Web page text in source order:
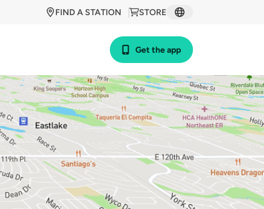
STORE
FIND A STATION
Get the app